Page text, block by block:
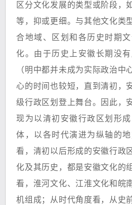
区分文化发展的类型或阶段，
等，抑或更细。与其他文化类
合地域、区划和各历史时期
化。由于历史上安徽长期没
（明中都并未成为实际政治中
心的时间也较短，直到清初，
级行政区划登上舞台。因此，
现为以清初安徽行政区划形
体，以各时代演进为纵轴的
看，清初以后形成的安徽行政
化及其历史，都是安徽文化的
看，淮河文化、江淮文化和皖
机组成；从时代角度看，从史